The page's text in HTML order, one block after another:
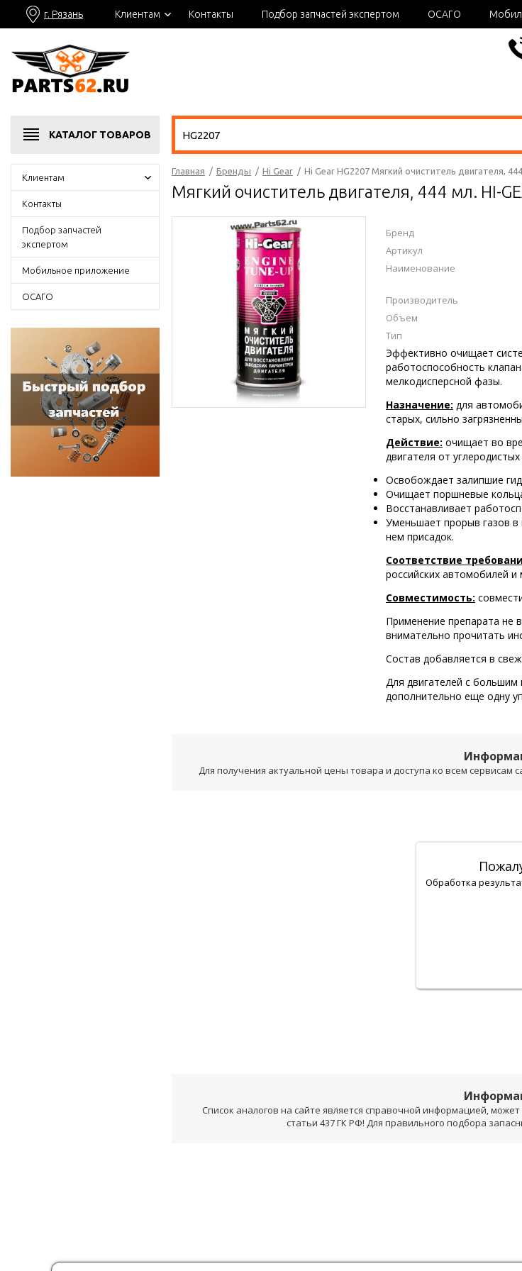
г. Рязань Клиентам Контакты Подбор запчастей экспертом ОСАГО
КАТАЛОГ ТОВАРОВ
Клиентам
Контакты
Подбор запчастей
экспертом
Мобильное приложение
ОСАГО
Главная / Бренды / Hi Gear / Hi Gear HG2207 Мягкий очиститель двигателя,
Мягкий очиститель двигателя, 444 мл. HI-
Бренд
Артикул
Наименование
Производитель
Объем
Тип
Эффективно очищает
работоспособность
мелкодисперсной фазы.
Назначение: для
старых, сильно
Действие: очищает во
двигателя от
Освобождает залипшие
Очищает поршневые
Восстанавливает
Уменьшает прорыв газов
нем присадок.
Соответствие
российских автомобилей и
Совместимость:
Применение препарата не
внимательно прочитать
Состав добавляется в
Для двигателей с
дополнительно еще одну
Для получения актуальной цены товара и доступа ко всем сервисам
Обработка
Список аналогов на сайте является справочной информацией,
статьи 437 ГК РФ! Для правильного подбора